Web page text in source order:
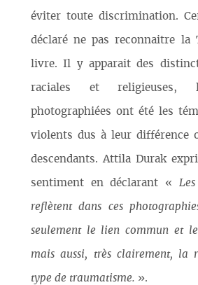
éviter toute discrimination.
déclaré ne pas reconnaitre la
livre. Il y apparait des
raciales et religieuses,
photographiées ont été les
violents dus à leur différence
descendants. Attila Durak
sentiment en déclarant «
reflètent dans ces
seulement le lien commun et
mais aussi, très clairement, la
type de traumatisme. ».